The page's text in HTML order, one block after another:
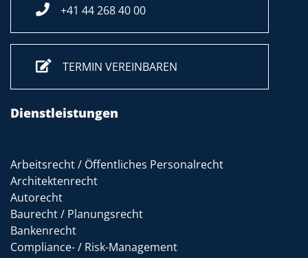
+41 44 268 40 00
TERMIN VEREINBAREN
Dienstleistungen
Arbeitsrecht / Öffentliches Personalrecht
Architektenrecht
Autorecht
Baurecht / Planungsrecht
Bankenrecht
Compliance- / Risk-Management